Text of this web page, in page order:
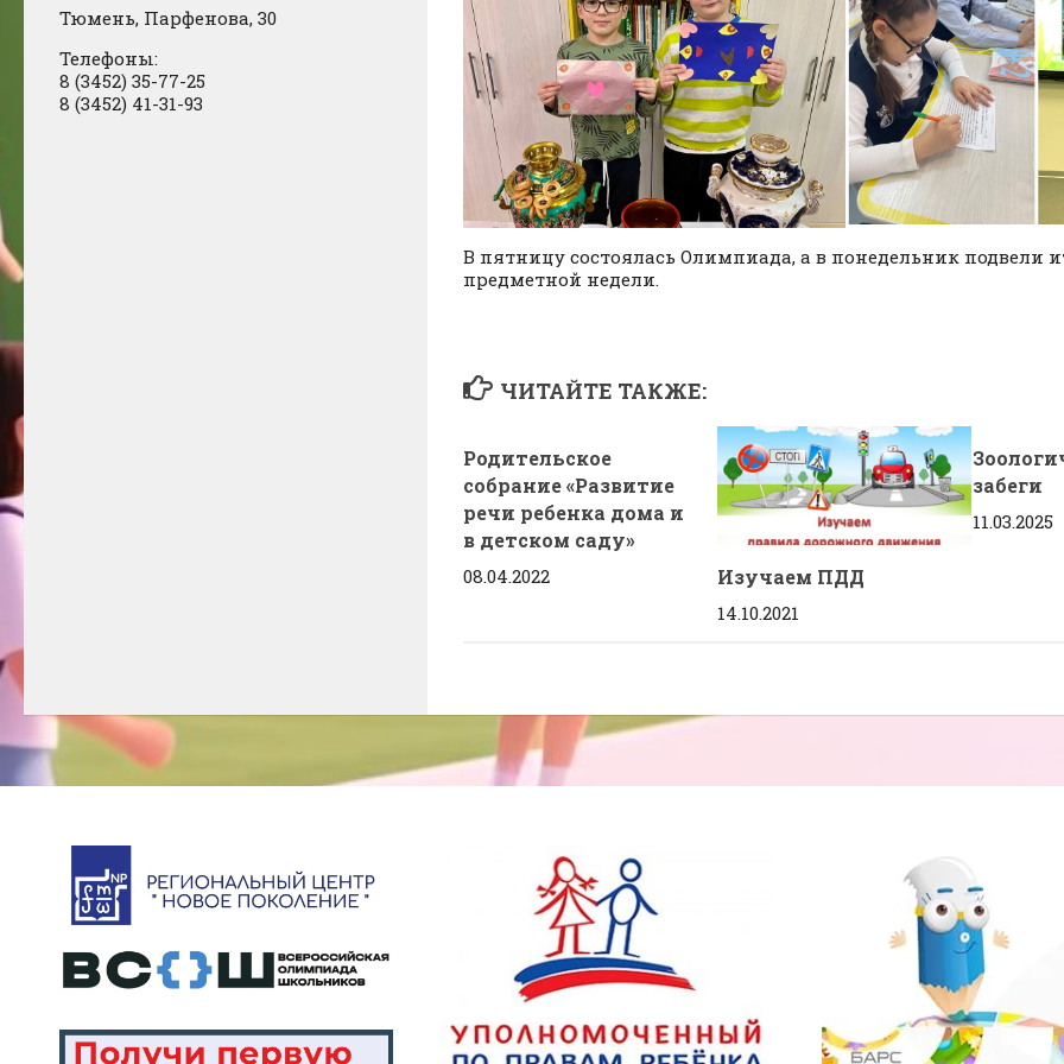
В пятницу состоялась Олимпиада, а в понедельник подвели
предметной недели.
ЧИТАЙТЕ ТАКЖЕ:
Родительское
собрание «Развитие
речи ребенка дома и
в детском саду»
08.04.2022 Изучаем ПДД
14.10.2021
забеги
11.03.2025
Тюмень, Парфенова, 30
Телефоны:
8 (3452) 35-77-25
8 (3452) 41-31-93